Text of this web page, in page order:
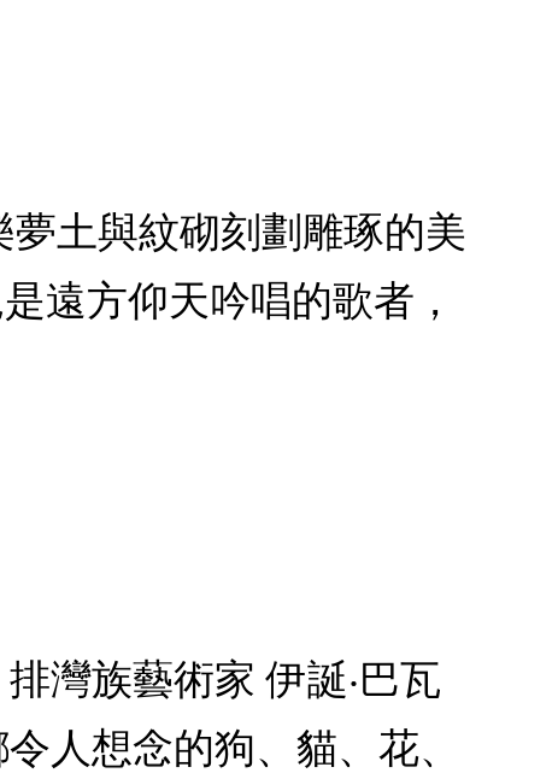
土與紋砌刻劃雕琢的美
遠方仰天吟唱的歌者，
灣族藝術家 伊誕‧巴瓦
人想念的狗、貓、花、